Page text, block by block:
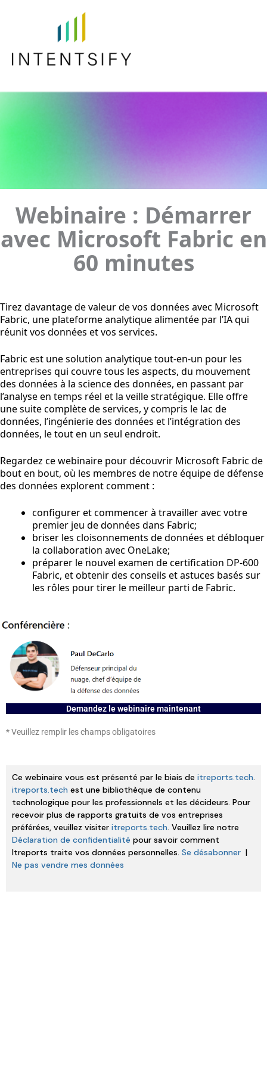
Webinaire : Démarrer
avec Microsoft Fabric en
60 minutes
Tirez davantage de valeur de vos données avec Microsoft
Fabric, une plateforme analytique alimentée par l’IA qui
réunit vos données et vos services.
Fabric est une solution analytique tout-en-un pour les
entreprises qui couvre tous les aspects, du mouvement
des données à la science des données, en passant par
l’analyse en temps réel et la veille stratégique. Elle offre
une suite complète de services, y compris le lac de
données, l’ingénierie des données et l’intégration des
données, le tout en un seul endroit.
Regardez ce webinaire pour découvrir Microsoft Fabric de
bout en bout, où les membres de notre équipe de défense
des données explorent comment :
configurer et commencer à travailler avec votre
premier jeu de données dans Fabric;
briser les cloisonnements de données et débloquer
la collaboration avec OneLake;
préparer le nouvel examen de certification DP-600
Fabric, et obtenir des conseils et astuces basés sur
les rôles pour tirer le meilleur parti de Fabric.
Demandez le webinaire maintenant
* Veuillez remplir les champs obligatoires
Ce webinaire vous est présenté par le biais de itreports.tech
itreports.tech est une bibliothèque de contenu
technologique pour les professionnels et les décideurs. Pour
recevoir plus de rapports gratuits de vos entreprises
préférées, veuillez visiter itreports.tech . Veuillez lire notre
Déclaration de confidentialité pour savoir comment
Itreports traite vos données personnelles. Se désabonner |
Ne pas vendre mes données